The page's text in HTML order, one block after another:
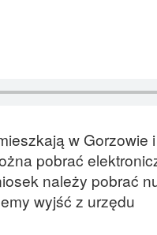
w Gorzowie
pobrać
należy pobrać
wyjść z urzędu